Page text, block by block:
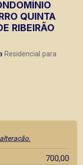
QUINTA
RIBEIRÃO
Residencial para
700,00